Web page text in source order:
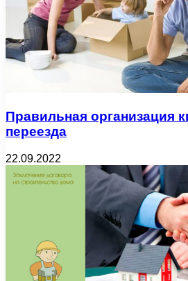
Правильная организация
переезда
22.09.2022